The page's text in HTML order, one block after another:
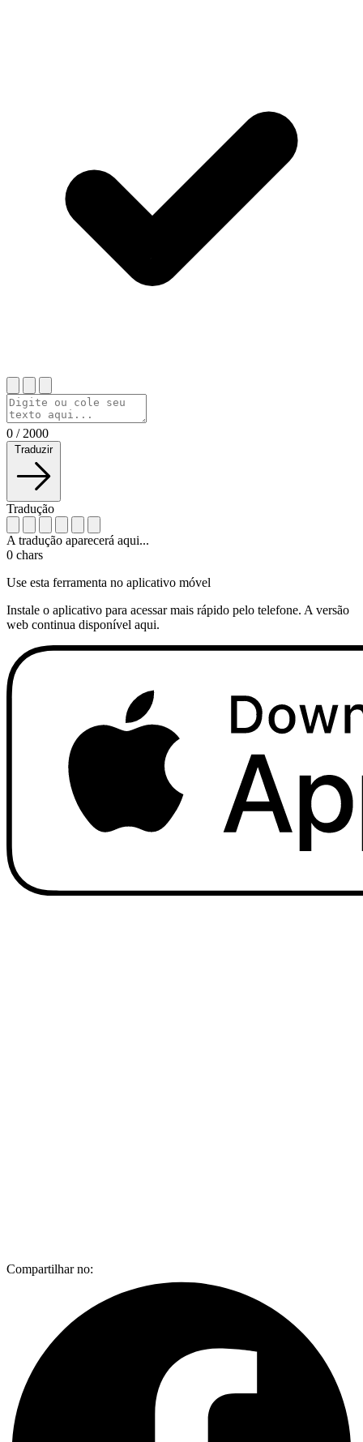
0 / 2000
Traduzir
Tradução
A tradução aparecerá aqui...
0 chars
Use esta ferramenta no aplicativo móvel
Instale o aplicativo para acessar mais rápido pelo telefone. A versão
web continua disponível aqui.
Compartilhar no: